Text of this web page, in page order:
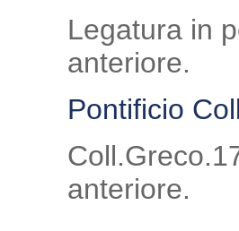
Legatura in
anteriore.
Pontificio
anteriore.